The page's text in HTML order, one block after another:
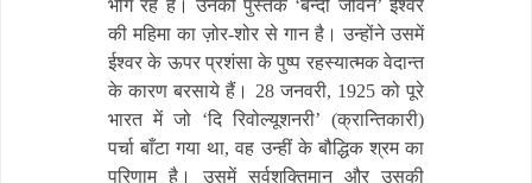
भोग रहे हैं। उनकी पुस्तक ‘बन्दी जीवन’ ईश्वर
की महिमा का ज़ोर-शोर से गान है। उन्होंने उसमें
ईश्वर के ऊपर प्रशंसा के पुष्प रहस्यात्मक वेदान्त
के कारण बरसाये हैं। 28 जनवरी, 1925 को पूरे
भारत में जो ‘दि रिवोल्यूशनरी’ (क्रान्तिकारी)
पर्चा बाँटा गया था, वह उन्हीं के बौद्धिक श्रम का
परिणाम है। उसमें सर्वशक्तिमान और उसकी